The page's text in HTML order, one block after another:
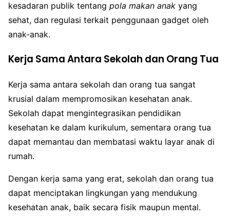
kesadaran publik tentang pola makan anak yang
sehat, dan regulasi terkait penggunaan gadget oleh
anak-anak.
Kerja Sama Antara Sekolah dan Orang Tua
Kerja sama antara sekolah dan orang tua sangat
krusial dalam mempromosikan kesehatan anak.
Sekolah dapat mengintegrasikan pendidikan
kesehatan ke dalam kurikulum, sementara orang tua
dapat memantau dan membatasi waktu layar anak di
rumah.
Dengan kerja sama yang erat, sekolah dan orang tua
dapat menciptakan lingkungan yang mendukung
kesehatan anak, baik secara fisik maupun mental.